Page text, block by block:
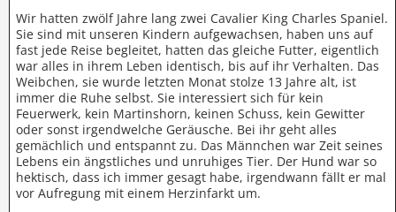
Wir hatten zwölf Jahre lang zwei Cavalier King Charles Spaniel.
Sie sind mit unseren Kindern aufgewachsen, haben uns auf
fast jede Reise begleitet, hatten das gleiche Futter, eigentlich
war alles in ihrem Leben identisch, bis auf ihr Verhalten. Das
Weibchen, sie wurde letzten Monat stolze 13 Jahre alt, ist
immer die Ruhe selbst. Sie interessiert sich für kein
Feuerwerk, kein Martinshorn, keinen Schuss, kein Gewitter
oder sonst irgendwelche Geräusche. Bei ihr geht alles
gemächlich und entspannt zu. Das Männchen war Zeit seines
Lebens ein ängstliches und unruhiges Tier. Der Hund war so
hektisch, dass ich immer gesagt habe, irgendwann fällt er mal
vor Aufregung mit einem Herzinfarkt um.